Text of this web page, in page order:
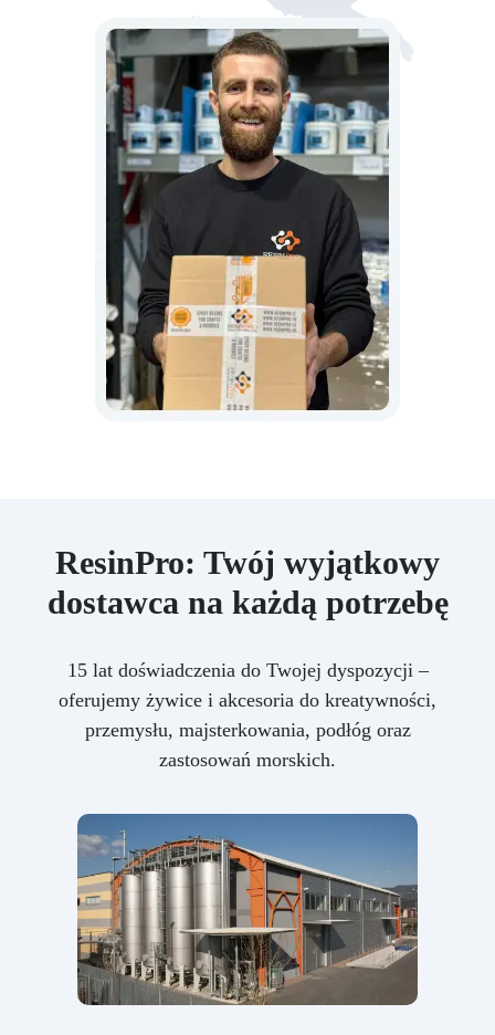
ResinPro: Twój wyjątkowy
dostawca na każdą potrzebę
15 lat doświadczenia do Twojej dyspozycji –
oferujemy żywice i akcesoria do kreatywności,
przemysłu, majsterkowania, podłóg oraz
zastosowań morskich.